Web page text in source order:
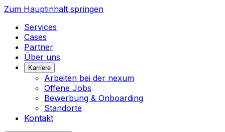
Zum Hauptinhalt springen
Services
Cases
Partner
Über uns
Karriere
Arbeiten bei der nexum
Offene Jobs
Bewerbung & Onboarding
Standorte
Kontakt